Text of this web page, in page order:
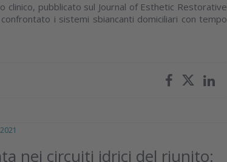
clinico, pubblicato sul Journal of Esthetic Restorative
i sistemi sbiancanti domiciliari con tempo
nei circuiti idrici del riunito: